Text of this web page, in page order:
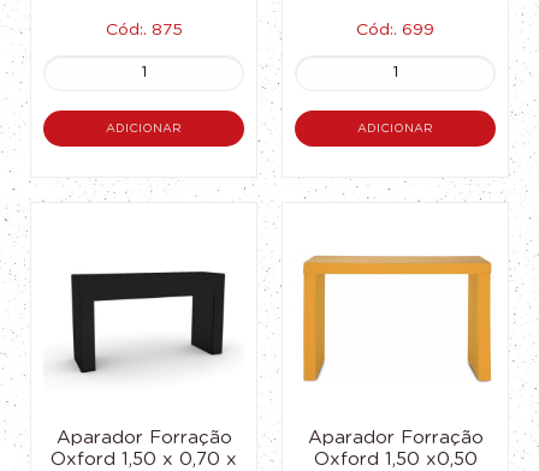
Cód:. 875
ADICIONAR
Cód:. 699
ADICIONAR
Aparador Forração
Oxford 1,50 x 0,70 x
Aparador Forração
Oxford 1,50 x0,50